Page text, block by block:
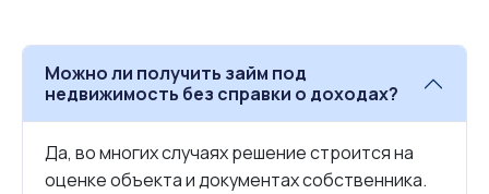
Можно ли получить займ под
недвижимость без справки о доходах?
Да, во многих случаях решение строится на
оценке объекта и документах собственника.